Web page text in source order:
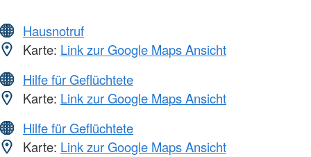
Hausnotruf
Karte: Link zur Google Maps Ansicht
Hilfe für Geflüchtete
Karte: Link zur Google Maps Ansicht
Hilfe für Geflüchtete
Karte: Link zur Google Maps Ansicht